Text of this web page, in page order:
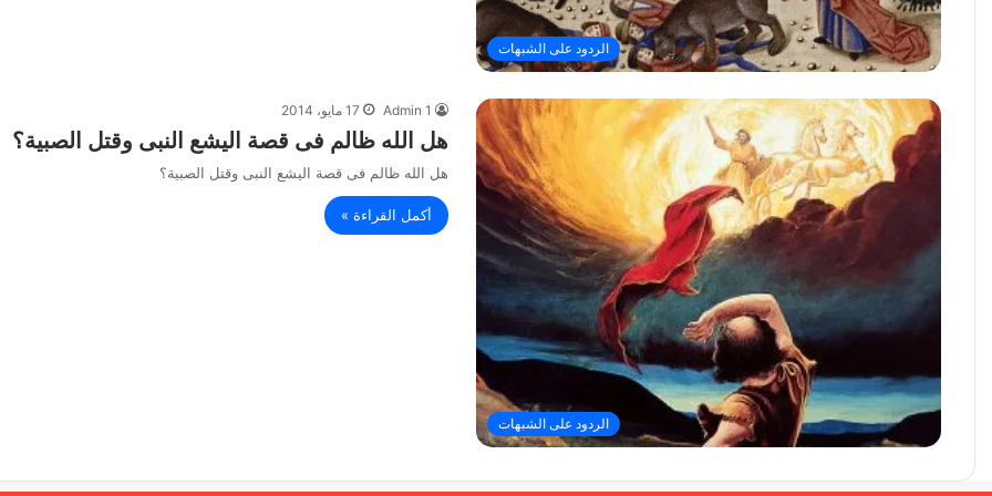
الردود على الشبهات
الردود على الشبهات
Admin 1 17 مايو، 2014
هل الله ظالم فى قصة اليشع النبى وقتل الصبية؟
هل الله ظالم فى قصة اليشع النبى وقتل الصبية؟
أكمل القراءة »